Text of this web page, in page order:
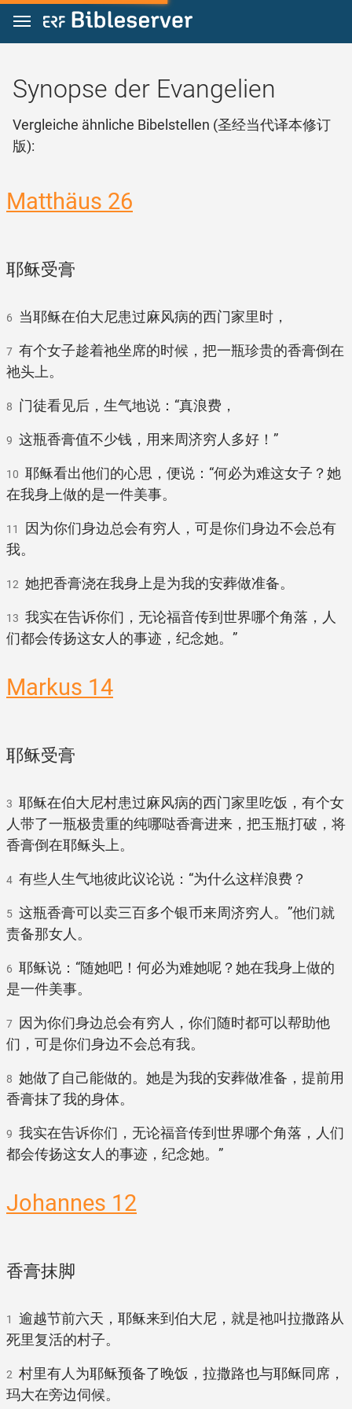
Zum Inhalt springen
Synopse der Evangelien
Vergleiche ähnliche Bibelstellen (圣经当代译本修订
版):
Matthäus 26
耶稣受膏
6 当耶稣在伯大尼患过麻风病的西门家里时，
7 有个女子趁着祂坐席的时候，把一瓶珍贵的香膏倒在
祂头上。
8 门徒看见后，生气地说：“真浪费，
9 这瓶香膏值不少钱，用来周济穷人多好！”
10 耶稣看出他们的心思，便说：“何必为难这女子？她
在我身上做的是一件美事。
11
因为你们身边总会有穷人，可是你们身边不会总有
我。
12 她把香膏浇在我身上是为我的安葬做准备。
13 我实在告诉你们，无论福音传到世界哪个角落，人
们都会传扬这女人的事迹，纪念她。”
Markus 14
耶稣受膏
3 耶稣在伯大尼村患过麻风病的西门家里吃饭，有个女
人带了一瓶极贵重的纯哪哒香膏进来，把玉瓶打破，将
香膏倒在耶稣头上。
4 有些人生气地彼此议论说：“为什么这样浪费？
5 这瓶香膏可以卖三百多个银币来周济穷人。”他们就
责备那女人。
6 耶稣说：“随她吧！何必为难她呢？她在我身上做的
是一件美事。
7
因为你们身边总会有穷人，你们随时都可以帮助他
们，可是你们身边不会总有我。
8 她做了自己能做的。她是为我的安葬做准备，提前用
香膏抹了我的身体。
9 我实在告诉你们，无论福音传到世界哪个角落，人们
都会传扬这女人的事迹，纪念她。”
Johannes 12
香膏抹脚
1
逾越节前六天，耶稣来到伯大尼，就是祂叫拉撒路从
死里复活的村子。
2 村里有人为耶稣预备了晚饭，拉撒路也与耶稣同席，
玛大在旁边伺候。